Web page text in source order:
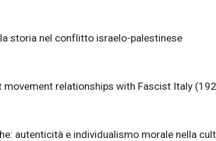
storia nel conflitto israelo-palestinese
relationships with Fascist Italy
autenticità e individualismo morale nella